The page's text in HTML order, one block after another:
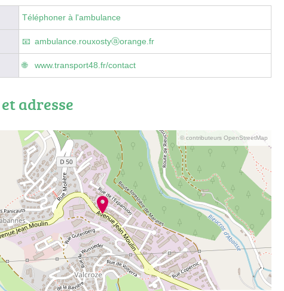
Téléphoner à l'ambulance
ambulance.rouxostyⓐorange.fr
www.transport48.fr/contact
adresse
© contributeurs OpenStreetMap